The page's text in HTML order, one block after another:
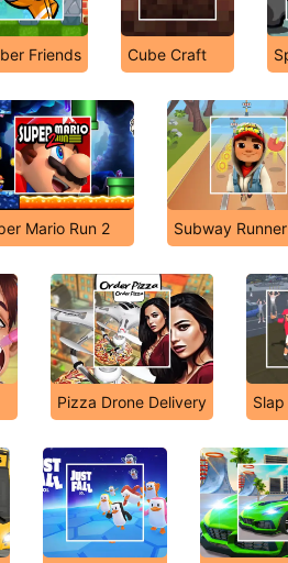
Friends Cube Craft
Mario Run 2 Subway Runner
Pizza Drone Delivery